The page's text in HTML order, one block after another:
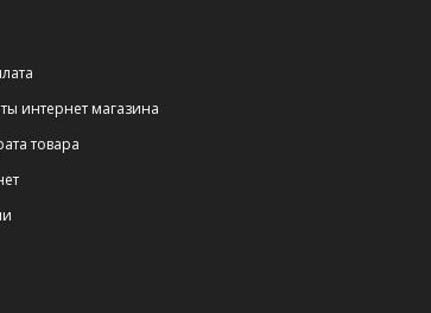
интернет магазина
товара